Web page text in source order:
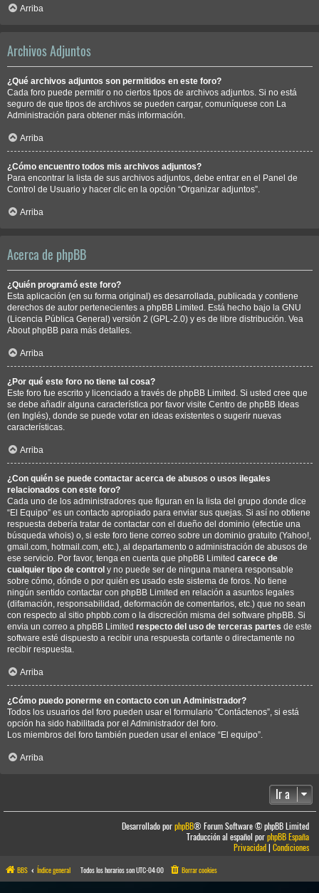
Arriba
Archivos Adjuntos
¿Qué archivos adjuntos son permitidos en este foro?
Cada foro puede permitir o no ciertos tipos de archivos adjuntos. Si no está
seguro de que tipos de archivos se pueden cargar, comuníquese con La
Administración para obtener más información.
Arriba
¿Cómo encuentro todos mis archivos adjuntos?
Para encontrar la lista de sus archivos adjuntos, debe entrar en el Panel de
Control de Usuario y hacer clic en la opción “Organizar adjuntos”.
Arriba
Acerca de phpBB
¿Quién programó este foro?
Esta aplicación (en su forma original) es desarrollada, publicada y contiene
derechos de autor pertenecientes a phpBB Limited . Está hecho bajo la GNU
(Licencia Pública General) versión 2 (GPL-2.0) y es de libre distribución. Vea
About phpBB para más detalles.
Arriba
¿Por qué este foro no tiene tal cosa?
Este foro fue escrito y licenciado a través de phpBB Limited. Si usted cree que
se debe añadir alguna característica por favor visite Centro de phpBB Ideas
(en Inglés), donde se puede votar en ideas existentes o sugerir nuevas
características.
Arriba
¿Con quién se puede contactar acerca de abusos o usos ilegales
relacionados con este foro?
Cada uno de los administradores que figuran en la lista del grupo donde dice
“El Equipo” es un contacto apropiado para enviar sus quejas. Si así no obtiene
respuesta debería tratar de contactar con el dueño del dominio (efectúe una
búsqueda whois) o, si este foro tiene correo sobre un dominio gratuito (Yahoo!,
gmail.com, hotmail.com, etc.), al departamento o administración de abusos de
ese servicio. Por favor, tenga en cuenta que phpBB Limited carece de
cualquier tipo de control y no puede ser de ninguna manera responsable
sobre cómo, dónde o por quién es usado este sistema de foros. No tiene
ningún sentido contactar con phpBB Limited en relación a asuntos legales
(difamación, responsabilidad, deformación de comentarios, etc.) que no sean
con respecto al sitio phpbb.com o la discreción misma del software phpBB. Si
envia un correo a phpBB Limited respecto del uso de terceras partes de este
software esté dispuesto a recibir una respuesta cortante o directamente no
recibir respuesta.
Arriba
¿Cómo puedo ponerme en contacto con un Administrador?
Todos los usuarios del foro pueden usar el formulario “Contáctenos”, si está
opción ha sido habilitada por el Administrador del foro.
Los miembros del foro también pueden usar el enlace “El equipo”.
Arriba
Ir a
Desarrollado porphpBB® Forum Software © phpBB Limited
Traducción al español porphpBB España
Privacidad|Condiciones
BBS Índice general Todos los horarios sonUTC-04:00 Borrar cookies